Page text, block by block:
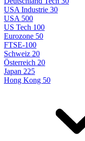
USA Industrie 30
USA 500
US Tech 100
Eurozone 50
FTSE-100
Schweiz 20
Österreich 20
Japan 225
Hong Kong 50